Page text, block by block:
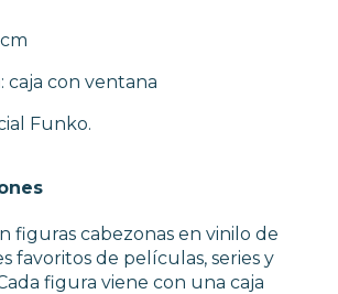
caja con ventana
Funko.
figuras cabezonas en vinilo de
favoritos de películas, series y
figura viene con una caja